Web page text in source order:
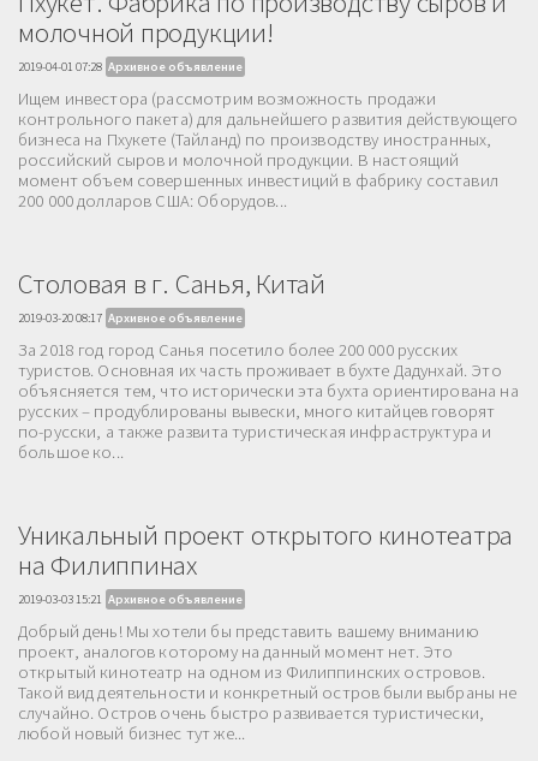
молочной продукции!
2019-04-01 07:28 Архивное объявление
Ищем инвестора (рассмотрим возможность продажи
контрольного пакета) для дальнейшего развития действующего
бизнеса на Пхукете (Тайланд) по производству иностранных,
российский сыров и молочной продукции. В настоящий
момент объем совершенных инвестиций в фабрику составил
200 000 долларов США: Оборудов...
Столовая в г. Санья, Китай
2019-03-20 08:17 Архивное объявление
За 2018 год город Санья посетило более 200 000 русских
туристов. Основная их часть проживает в бухте Дадунхай. Это
объясняется тем, что исторически эта бухта ориентирована на
русских – продублированы вывески, много китайцев говорят
по-русски, а также развита туристическая инфраструктура и
большое ко...
Уникальный проект открытого кинотеатра
на Филиппинах
2019-03-03 15:21 Архивное объявление
Добрый день! Мы хотели бы представить вашему вниманию
проект, аналогов которому на данный момент нет. Это
открытый кинотеатр на одном из Филиппинских островов.
Такой вид деятельности и конкретный остров были выбраны не
случайно. Остров очень быстро развивается туристически,
любой новый бизнес тут же...